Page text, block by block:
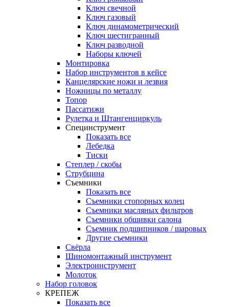
Ключ свечной
Ключ газовый
Ключ динамометрический
Ключ шестигранный
Ключ разводной
Наборы ключей
Монтировка
Набор инструментов в кейсе
Канцелярские ножи и лезвия
Ножницы по металлу
Топор
Пассатижи
Рулетка и Штангенциркуль
Специнструмент
Показать все
Лебедка
Тиски
Степлер / скобы
Струбцина
Съемники
Показать все
Съемники стопорных колец
Съемники масляных фильтров
Съемники обшивки салона
Съемник подшипников / шаровых
Другие съемники
Свёрла
Шиномонтажный инструмент
Электроинструмент
Молоток
Набор головок
КРЕПЕЖ
Показать все